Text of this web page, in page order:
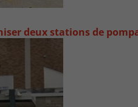
deux stations de